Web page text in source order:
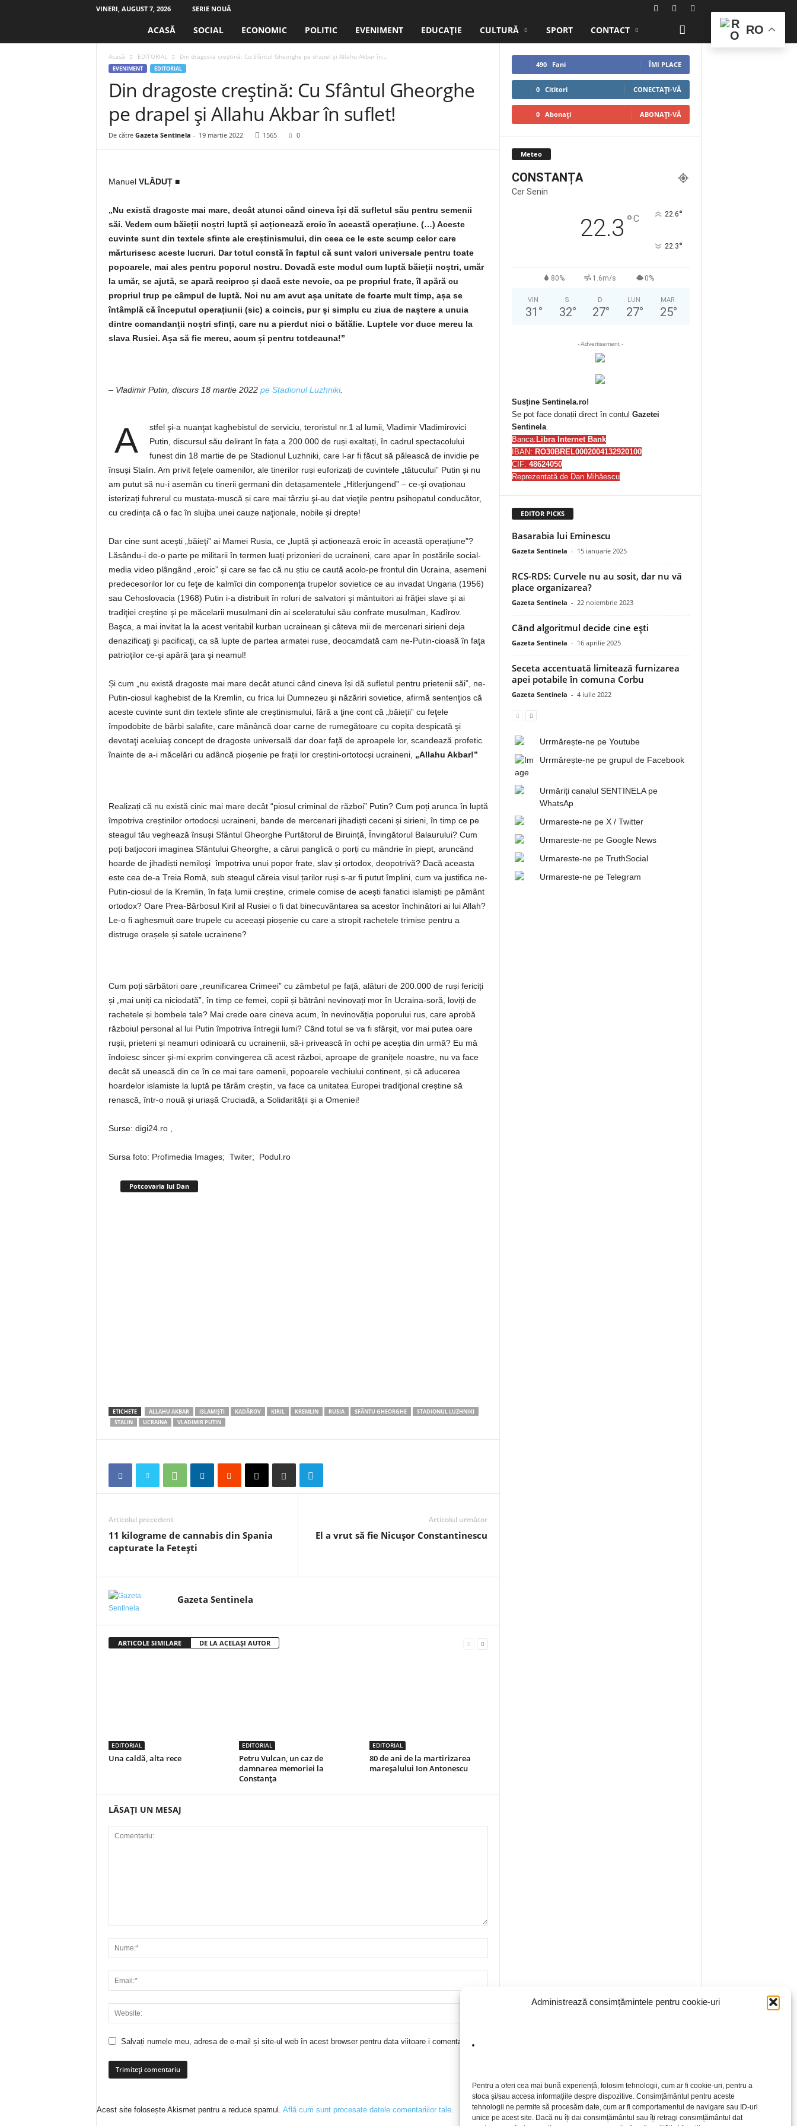
Administrează consimțămintele pentru cookie-uri
Pentru a oferi cea mai bună experiență, folosim tehnologii, cum ar fi cookie-uri, pentru a
stoca și/sau accesa informațiile despre dispozitive. Consimțământul pentru aceste
tehnologii ne permite să procesăm date, cum ar fi comportamentul de navigare sau ID-uri
unice pe acest site. Dacă nu îți dai consimțământul sau îți retragi consimțământul dat
VINERI, AUGUST 7, 2026
SERIE NOUĂ
ACASĂ SOCIAL ECONOMIC POLITIC EVENIMENT EDUCAŢIE CULTURĂ SPORT CONTACT
Acasă EDITORIAL Din dragoste creştină: Cu Sfântul Gheorghe pe drapel şi Allahu Akbar în...
EVENIMENT EDITORIAL
Din dragoste creştină: Cu Sfântul Gheorghe
pe drapel şi Allahu Akbar în suflet!
De către Gazeta Sentinela - 19 martie 2022 1565 0
Manuel VLĂDUȚ ■
„Nu există dragoste mai mare, decât atunci când cineva își dă sufletul său pentru semenii
săi. Vedem cum băieții noștri luptă și acționează eroic în această operațiune. (…) Aceste
cuvinte sunt din textele sfinte ale creștinismului, din ceea ce le este scump celor care
mărturisesc aceste lucruri. Dar totul constă în faptul că sunt valori universale pentru toate
popoarele, mai ales pentru poporul nostru. Dovadă este modul cum luptă băieții noștri, umăr
la umăr, se ajută, se apară reciproc și dacă este nevoie, ca pe propriul frate, îl apără cu
propriul trup pe câmpul de luptă. Noi nu am avut așa unitate de foarte mult timp, așa se
întâmplă că începutul operațiunii (sic) a coincis, pur și simplu cu ziua de naștere a unuia
dintre comandanții noștri sfinți, care nu a pierdut nici o bătălie. Luptele vor duce mereu la
slava Rusiei. Așa să fie mereu, acum și pentru totdeauna!”
– Vladimir Putin, discurs 18 martie 2022 pe Stadionul Luzhniki.
A
stfel şi-a nuanţat kaghebistul de serviciu, teroristul nr.1 al lumii, Vladimir Vladimirovici
Putin, discursul său delirant în fața a 200.000 de ruși exaltați, în cadrul spectacolului
funest din 18 martie de pe Stadionul Luzhniki, care l-ar fi făcut să pălească de invidie pe
însuși Stalin. Am privit fețele oamenilor, ale tinerilor ruși euforizați de cuvintele „tătucului” Putin și nu
am putut să nu-i asemăn cu tinerii germani din detașamentele „Hitlerjungend” – ce-şi ovaționau
isterizați fuhrerul cu mustața-muscă și care mai târziu şi-au dat vieţile pentru psihopatul conducător,
cu credința că o fac în slujba unei cauze naţionale, nobile și drepte!
Dar cine sunt acești „băieți” ai Mamei Rusia, ce „luptă și acționează eroic în această operațiune”?
Lăsându-i de-o parte pe militarii în termen luați prizonieri de ucraineni, care apar în postările social-
media video plângând „eroic” și care se fac că nu știu ce caută acolo-pe frontul din Ucraina, asemeni
predecesorilor lor cu feţe de kalmîci din componenţa trupelor sovietice ce au invadat Ungaria (1956)
sau Cehoslovacia (1968) Putin i-a distribuit în roluri de salvatori şi mântuitori ai frăţiei slave şi ai
tradiţiei creştine şi pe măcelarii musulmani din ai sceleratului său confrate musulman, Kadîrov.
Başca, a mai invitat la la acest veritabil kurban ucrainean şi câteva mii de mercenari sirieni deja
denazificaţi şi pacificaţi, ca să lupte de partea armatei ruse, deocamdată cam ne-Putin-cioasă în faţa
patrioţilor ce-şi apără ţara şi neamul!
Și cum „nu există dragoste mai mare decât atunci când cineva își dă sufletul pentru prietenii săi”, ne-
Putin-ciosul kaghebist de la Kremlin, cu frica lui Dumnezeu şi năzăriri sovietice, afirmă sentenţios că
aceste cuvinte sunt din textele sfinte ale creștinismului, fără a ţine cont că „băieții” cu feţele
împodobite de bărbi salafite, care mănâncă doar carne de rumegătoare cu copita despicată şi
devotaţi aceluiaş concept de dragoste universală dar doar faţă de aproapele lor, scandează profetic
înainte de a-i măcelări cu adâncă pioșenie pe frații lor creștini-ortotocși ucraineni, „Allahu Akbar!”
Realizați că nu există cinic mai mare decât “piosul criminal de război” Putin? Cum poți arunca în luptă
împotriva creștinilor ortodocși ucraineni, bande de mercenari jihadiști ceceni și sirieni, în timp ce pe
steagul tău veghează însuși Sfântul Gheorghe Purtătorul de Biruință, Învingătorul Balaurului? Cum
poți batjocori imaginea Sfântului Gheorghe, a cărui panglică o porți cu mândrie în piept, aruncând
hoarde de jihadiști nemiloşi împotriva unui popor frate, slav și ortodox, deopotrivă? Dacă aceasta
este cea de-a Treia Romă, sub steagul căreia visul țarilor ruși s-ar fi putut împlini, cum va justifica ne-
Putin-ciosul de la Kremlin, în fața lumii creștine, crimele comise de acești fanatici islamiști pe pământ
ortodox? Oare Prea-Bărbosul Kiril al Rusiei o fi dat binecuvântarea sa acestor închinători ai lui Allah?
Le-o fi aghesmuit oare trupele cu aceeași pioșenie cu care a stropit rachetele trimise pentru a
distruge orașele și satele ucrainene?
Cum poți sărbători oare „reunificarea Crimeei” cu zâmbetul pe față, alături de 200.000 de ruși fericiți
și „mai uniți ca niciodată”, în timp ce femei, copii și bătrâni nevinovați mor în Ucraina-soră, loviți de
rachetele și bombele tale? Mai crede oare cineva acum, în nevinovăția poporului rus, care aprobă
războiul personal al lui Putin împotriva întregii lumi? Când totul se va fi sfârșit, vor mai putea oare
rușii, prieteni și neamuri odinioară cu ucrainenii, să-i privească în ochi pe aceștia din urmă? Eu mă
îndoiesc sincer şi-mi exprim convingerea că acest război, aproape de granițele noastre, nu va face
decât să unească din ce în ce mai tare oamenii, popoarele vechiului continent, și că aducerea
hoardelor islamiste la luptă pe tărâm creștin, va face ca unitatea Europei tradiţional creștine să
renască, într-o nouă și uriașă Cruciadă, a Solidarității și a Omeniei!
Surse: digi24.ro ,
Sursa foto: Profimedia Images; Twiter; Podul.ro
Potcovaria lui Dan
ETICHETE ALLAHU AKBAR ISLAMIŞTI KADÂROV KIRIL KREMLIN RUSIA SFÂNTU GHEORGHE
STADIONUL LUZHNIKI
STALIN
UCRAINA VLADIMIR PUTIN
Articolul precedent
11 kilograme de cannabis din Spania
capturate la Feteşti
Articolul următor
El a vrut să fie Nicuşor Constantinescu
Gazeta Sentinela
ARTICOLE SIMILARE DE LA ACELAȘI AUTOR
EDITORIAL
Una caldă, alta rece
EDITORIAL
Petru Vulcan, un caz de
damnarea memoriei la
Constanța
EDITORIAL
80 de ani de la martirizarea
mareșalului Ion Antonescu
LĂSAȚI UN MESAJ
Salvați numele meu, adresa de e-mail și site-ul web în acest browser pentru data viitoare i comentariu.
Acest site folosește Akismet pentru a reduce spamul. Află cum sunt procesate datele comentariilor tale.
490 Fani ÎMI PLACE
0 Cititori CONECTAȚI-VĂ
0 Abonați ABONAȚI-VĂ
Meteo
CONSTANȚA
Cer Senin
22.3 °C 22.6°
22.3°
80% 1.6m/s 0%
VIN
31 °
S
32°
D
27°
LUN
27°
MAR
25°
- Advertisement -
Susține Sentinela.ro!
Se pot face donații direct în contul Gazetei
Sentinela.
Banca: Libra Internet Bank
IBAN: RO30BREL0002004132920100
CIF: 48624050
Reprezentată de Dan Mihăescu
EDITOR PICKS
Basarabia lui Eminescu
Gazeta Sentinela - 15 ianuarie 2025
RCS-RDS: Curvele nu au sosit, dar nu vă
place organizarea?
Gazeta Sentinela - 22 noiembrie 2023
Când algoritmul decide cine ești
Gazeta Sentinela - 16 aprilie 2025
Seceta accentuată limitează furnizarea
apei potabile în comuna Corbu
Gazeta Sentinela - 4 iulie 2022
Urrmărește-ne pe Youtube
Urrmărește-ne pe grupul de Facebook
Urmăriți canalul SENTINELA pe
WhatsAp
Urmareste-ne pe X / Twitter
Urmareste-ne pe Google News
Urmareste-ne pe TruthSocial
Urmareste-ne pe Telegram
RO